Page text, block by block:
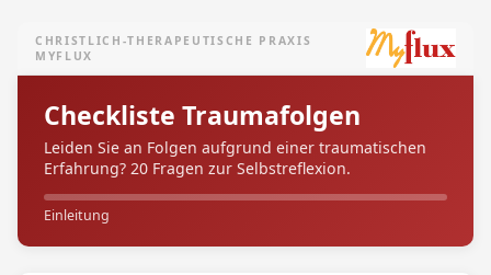
CHRISTLICH-THERAPEUTISCHE PRAXIS
MYFLUX
Checkliste Traumafolgen
Leiden Sie an Folgen aufgrund einer traumatischen
Erfahrung? 20 Fragen zur Selbstreflexion.
Einleitung